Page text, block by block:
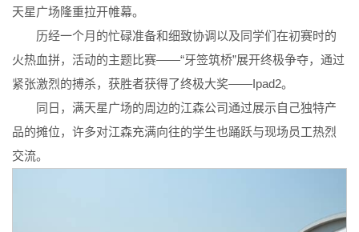
天星广场隆重拉开帷幕。
历经一个月的忙碌准备和细致协调以及同学们在初赛时的
火热血拼，活动的主题比赛——“牙签筑桥”展开终极争夺，通过
紧张激烈的搏杀，获胜者获得了终极大奖——Ipad2。
同日，满天星广场的周边的江森公司通过展示自己独特产
品的摊位，许多对江森充满向往的学生也踊跃与现场员工热烈
交流。